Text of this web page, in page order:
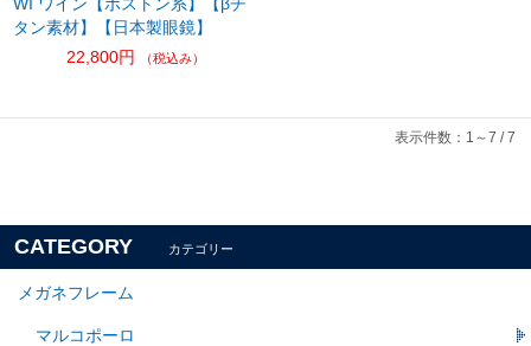
タン素材】【日本製眼鏡】
22,800円
（税込み）
表示件数：1～7 / 7
CATEGORY カテゴリー
メガネフレーム
マルコポーロ